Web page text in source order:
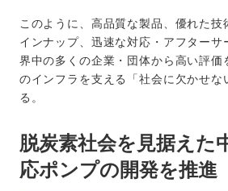
このように、高品質な製品、優れた技
インナップ、迅速な対応・アフターサ
界中の多くの企業・団体から高い評価
のインフラを支える「社会に欠かせな
る。
脱炭素社会を見据えた
応ポンプの開発を推進